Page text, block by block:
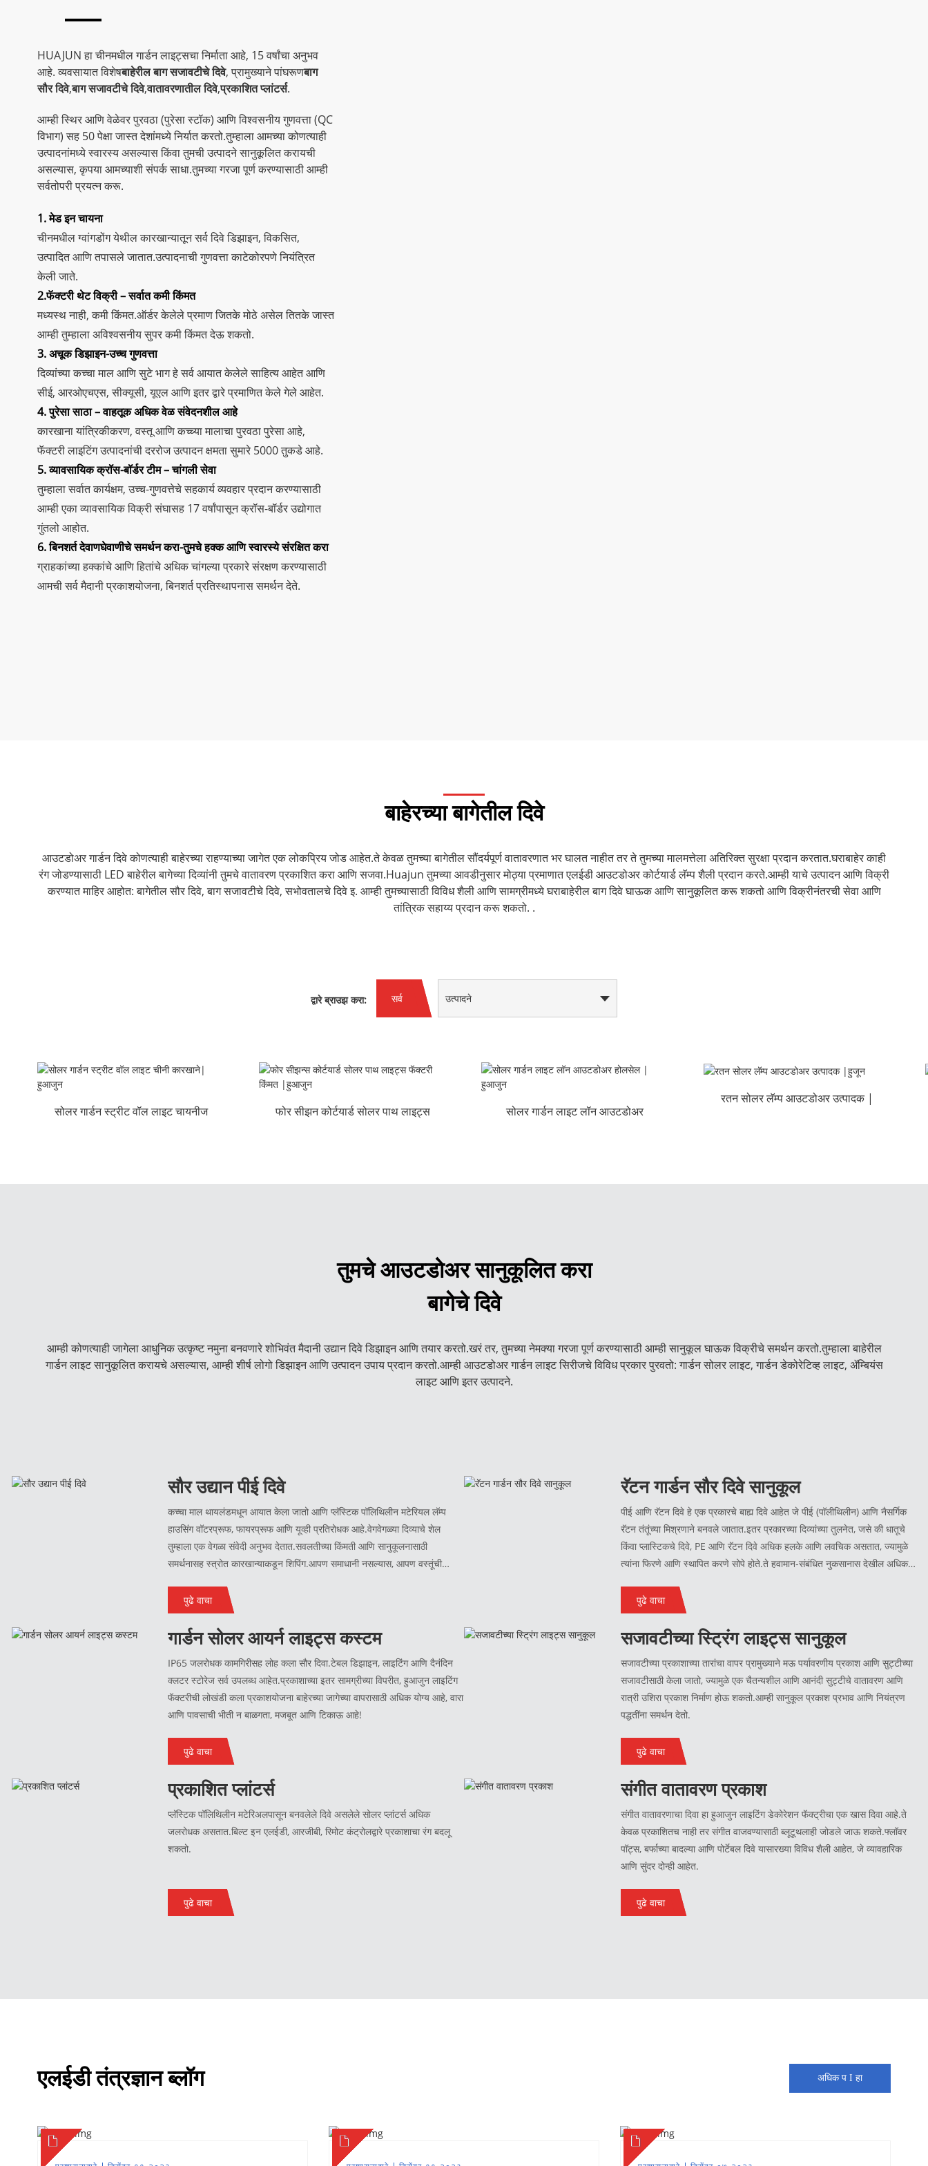
HUAJUN हा चीनमधील गार्डन लाइट्सचा निर्माता आहे, 15 वर्षांचा अनुभव
आहे. व्यवसायात विशेषबाहेरील बाग सजावटीचे दिवे, प्रामुख्याने पांघरूणबाग
सौर दिवे,बाग सजावटीचे दिवे,वातावरणातील दिवे,प्रकाशित प्लांटर्स.
आम्ही स्थिर आणि वेळेवर पुरवठा (पुरेसा स्टॉक) आणि विश्वसनीय गुणवत्ता (QC
विभाग) सह 50 पेक्षा जास्त देशांमध्ये निर्यात करतो.तुम्हाला आमच्या कोणत्याही
उत्पादनांमध्ये स्वारस्य असल्यास किंवा तुमची उत्पादने सानुकूलित करायची
असल्यास, कृपया आमच्याशी संपर्क साधा.तुमच्या गरजा पूर्ण करण्यासाठी आम्ही
सर्वतोपरी प्रयत्न करू.
1. मेड इन चायना
चीनमधील ग्वांगडोंग येथील कारखान्यातून सर्व दिवे डिझाइन, विकसित,
उत्पादित आणि तपासले जातात.उत्पादनाची गुणवत्ता काटेकोरपणे नियंत्रित
केली जाते.
2.फॅक्टरी थेट विक्री – सर्वात कमी किंमत
मध्यस्थ नाही, कमी किंमत.ऑर्डर केलेले प्रमाण जितके मोठे असेल तितके जास्त
आम्ही तुम्हाला अविश्वसनीय सुपर कमी किंमत देऊ शकतो.
3. अचूक डिझाइन-उच्च गुणवत्ता
दिव्यांच्या कच्चा माल आणि सुटे भाग हे सर्व आयात केलेले साहित्य आहेत आणि
सीई, आरओएचएस, सीक्यूसी, यूएल आणि इतर द्वारे प्रमाणित केले गेले आहेत.
4. पुरेसा साठा – वाहतूक अधिक वेळ संवेदनशील आहे
कारखाना यांत्रिकीकरण, वस्तू आणि कच्च्या मालाचा पुरवठा पुरेसा आहे,
फॅक्टरी लाइटिंग उत्पादनांची दररोज उत्पादन क्षमता सुमारे 5000 तुकडे आहे.
5. व्यावसायिक क्रॉस-बॉर्डर टीम – चांगली सेवा
तुम्हाला सर्वात कार्यक्षम, उच्च-गुणवत्तेचे सहकार्य व्यवहार प्रदान करण्यासाठी
आम्ही एका व्यावसायिक विक्री संघासह 17 वर्षांपासून क्रॉस-बॉर्डर उद्योगात
गुंतलो आहोत.
6. बिनशर्त देवाणघेवाणीचे समर्थन करा-तुमचे हक्क आणि स्वारस्ये संरक्षित करा
ग्राहकांच्या हक्कांचे आणि हितांचे अधिक चांगल्या प्रकारे संरक्षण करण्यासाठी
आमची सर्व मैदानी प्रकाशयोजना, बिनशर्त प्रतिस्थापनास समर्थन देते.
बाहेरच्या बागेतील दिवे
आउटडोअर गार्डन दिवे कोणत्याही बाहेरच्या राहण्याच्या जागेत एक लोकप्रिय जोड आहेत.ते केवळ तुमच्या बागेतील सौंदर्यपूर्ण वातावरणात भर घालत नाहीत तर ते तुमच्या मालमत्तेला अतिरिक्त सुरक्षा प्रदान करतात.घराबाहेर काही
रंग जोडण्यासाठी LED बाहेरील बागेच्या दिव्यांनी तुमचे वातावरण प्रकाशित करा आणि सजवा.Huajun तुमच्या आवडीनुसार मोठ्या प्रमाणात एलईडी आउटडोअर कोर्टयार्ड लॅम्प शैली प्रदान करते.आम्ही याचे उत्पादन आणि विक्री
करण्यात माहिर आहोत: बागेतील सौर दिवे, बाग सजावटीचे दिवे, सभोवतालचे दिवे इ. आम्ही तुमच्यासाठी विविध शैली आणि सामग्रीमध्ये घराबाहेरील बाग दिवे घाऊक आणि सानुकूलित करू शकतो आणि विक्रीनंतरची सेवा आणि
तांत्रिक सहाय्य प्रदान करू शकतो. .
द्वारे ब्राउझ करा: सर्व उत्पादने
सोलर गार्डन स्ट्रीट वॉल लाइट चायनीज
फोर सीझन कोर्टयार्ड सोलर पाथ लाइट्स
सोलर गार्डन लाइट लॉन आउटडोअर
रतन सोलर लॅम्प आउटडोअर उत्पादक |
तुमचे आउटडोअर सानुकूलित करा
बागेचे दिवे
आम्ही कोणत्याही जागेला आधुनिक उत्कृष्ट नमुना बनवणारे शोभिवंत मैदानी उद्यान दिवे डिझाइन आणि तयार करतो.खरं तर, तुमच्या नेमक्या गरजा पूर्ण करण्यासाठी आम्ही सानुकूल घाऊक विक्रीचे समर्थन करतो.तुम्हाला बाहेरील
गार्डन लाइट सानुकूलित करायचे असल्यास, आम्ही शीर्ष लोगो डिझाइन आणि उत्पादन उपाय प्रदान करतो.आम्ही आउटडोअर गार्डन लाइट सिरीजचे विविध प्रकार पुरवतो: गार्डन सोलर लाइट, गार्डन डेकोरेटिव्ह लाइट, ॲम्बियंस
लाइट आणि इतर उत्पादने.
सौर उद्यान पीई दिवे
कच्चा माल थायलंडमधून आयात केला जातो आणि प्लॅस्टिक पॉलिथिलीन मटेरियल लॅम्प
हाउसिंग वॉटरप्रूफ, फायरप्रूफ आणि यूव्ही प्रतिरोधक आहे.वेगवेगळ्या दिव्याचे शेल
तुम्हाला एक वेगळा संवेदी अनुभव देतात.सवलतीच्या किंमती आणि सानुकूलनासाठी
समर्थनासह स्त्रोत कारखान्याकडून शिपिंग.आपण समाधानी नसल्यास, आपण वस्तूंची
पुढे वाचा
रॅटन गार्डन सौर दिवे सानुकूल
पीई आणि रॅटन दिवे हे एक प्रकारचे बाह्य दिवे आहेत जे पीई (पॉलीथिलीन) आणि नैसर्गिक
रॅटन तंतूंच्या मिश्रणाने बनवले जातात.इतर प्रकारच्या दिव्यांच्या तुलनेत, जसे की धातूचे
किंवा प्लास्टिकचे दिवे, PE आणि रॅटन दिवे अधिक हलके आणि लवचिक असतात, ज्यामुळे
त्यांना फिरणे आणि स्थापित करणे सोपे होते.ते हवामान-संबंधित नुकसानास देखील अधिक
वापरासाठी एक चांगला पर्याय बनतात. त्यांच्या अद्वितीय पोत आणि डिझाइनमुळे, ज्यांना ते
तयार करायचे आहे त्यांच्यासाठी ते लोकप्रिय पर्याय आहेत. त्यांच्या बाहेरील भागात नैसर्गिक
आणि आरामशीर वातावरण.
पुढे वाचा
गार्डन सोलर आयर्न लाइट्स कस्टम
IP65 जलरोधक कामगिरीसह लोह कला सौर दिवा.टेबल डिझाइन, लाइटिंग आणि दैनंदिन
क्लटर स्टोरेज सर्व उपलब्ध आहेत.प्रकाशाच्या इतर सामग्रीच्या विपरीत, हुआजुन लाइटिंग
फॅक्टरीची लोखंडी कला प्रकाशयोजना बाहेरच्या जागेच्या वापरासाठी अधिक योग्य आहे, वारा
आणि पावसाची भीती न बाळगता, मजबूत आणि टिकाऊ आहे!
पुढे वाचा
सजावटीच्या स्ट्रिंग लाइट्स सानुकूल
सजावटीच्या प्रकाशाच्या तारांचा वापर प्रामुख्याने मऊ पर्यावरणीय प्रकाश आणि सुट्टीच्या
सजावटीसाठी केला जातो, ज्यामुळे एक चैतन्यशील आणि आनंदी सुट्टीचे वातावरण आणि
रात्री उशिरा प्रकाश निर्माण होऊ शकतो.आम्ही सानुकूल प्रकाश प्रभाव आणि नियंत्रण
पद्धतींना समर्थन देतो.
पुढे वाचा
प्रकाशित प्लांटर्स
प्लॅस्टिक पॉलिथिलीन मटेरिअलपासून बनवलेले दिवे असलेले सोलर प्लांटर्स अधिक
जलरोधक असतात.बिल्ट इन एलईडी, आरजीबी, रिमोट कंट्रोलद्वारे प्रकाशाचा रंग बदलू
शकतो.
पुढे वाचा
संगीत वातावरण प्रकाश
संगीत वातावरणाचा दिवा हा हुआजुन लाइटिंग डेकोरेशन फॅक्ट्रीचा एक खास दिवा आहे.ते
केवळ प्रकाशितच नाही तर संगीत वाजवण्यासाठी ब्लूटूथलाही जोडले जाऊ शकते.फ्लॉवर
पॉट्स, बर्फाच्या बादल्या आणि पोर्टेबल दिवे यासारख्या विविध शैली आहेत, जे व्यावहारिक
आणि सुंदर दोन्ही आहेत.
पुढे वाचा
एलईडी तंत्रज्ञान ब्लॉग अधिक प I हा